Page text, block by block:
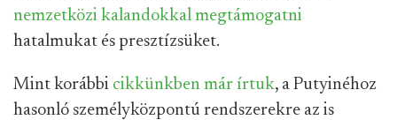
nemzetközi kalandokkal megtámogatni
hatalmukat és presztízsüket.
Mint korábbi cikkünkben már írtuk, a Putyinéhoz
hasonló személyközpontú rendszerekre az is